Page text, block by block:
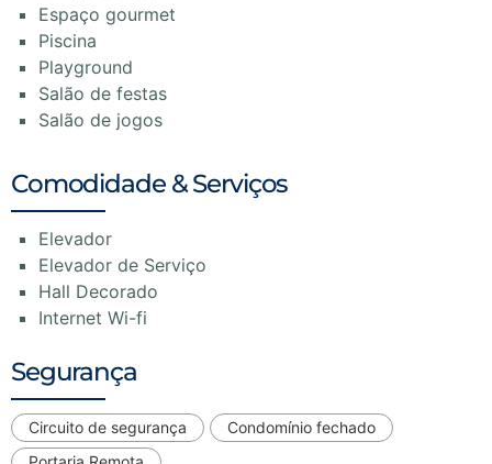
Espaço gourmet
Piscina
Playground
Salão de festas
Salão de jogos
Comodidade & Serviços
Elevador
Elevador de Serviço
Hall Decorado
Internet Wi-fi
Segurança
Circuito de segurança
Condomínio fechado